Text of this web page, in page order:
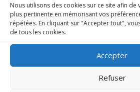
Nous utilisons des cookies sur ce site afin
plus pertinente en mémorisant vos
répétées. En cliquant sur "Accepter tout",
de tous les cookies.
Accepter
Refuser